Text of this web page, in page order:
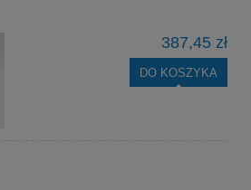
387,45 zł
DO KOSZYKA